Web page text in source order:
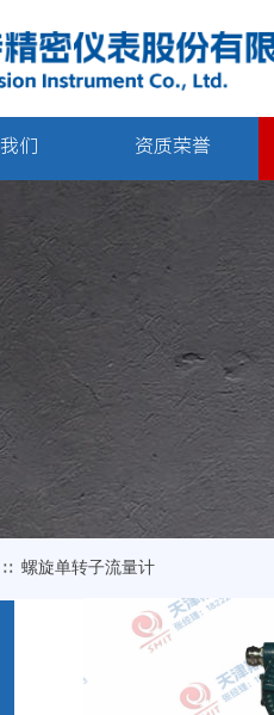
∷ 螺旋单转子流量计
们 资质荣誉